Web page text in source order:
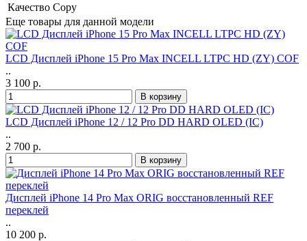
Качество Copy
Еще товары для данной модели
LCD Дисплей iPhone 15 Pro Max INCELL LTPC HD (ZY) COF
..
3 100 р.
LCD Дисплей iPhone 12 / 12 Pro DD HARD OLED (IC)
..
2 700 р.
Дисплей iPhone 14 Pro Max ORIG восстановленный REF
переклей
..
10 200 р.